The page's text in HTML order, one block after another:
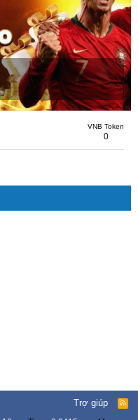
VNB Token
0
Trợ giúp
R